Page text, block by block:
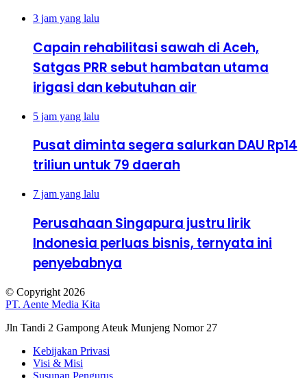
3 jam yang lalu
Capain rehabilitasi sawah di Aceh,
Satgas PRR sebut hambatan utama
irigasi dan kebutuhan air
5 jam yang lalu
Pusat diminta segera salurkan DAU Rp14
triliun untuk 79 daerah
7 jam yang lalu
Perusahaan Singapura justru lirik
Indonesia perluas bisnis, ternyata ini
penyebabnya
© Copyright 2026
PT. Aente Media Kita
Jln Tandi 2 Gampong Ateuk Munjeng Nomor 27
Kebijakan Privasi
Visi & Misi
Susunan Pengurus